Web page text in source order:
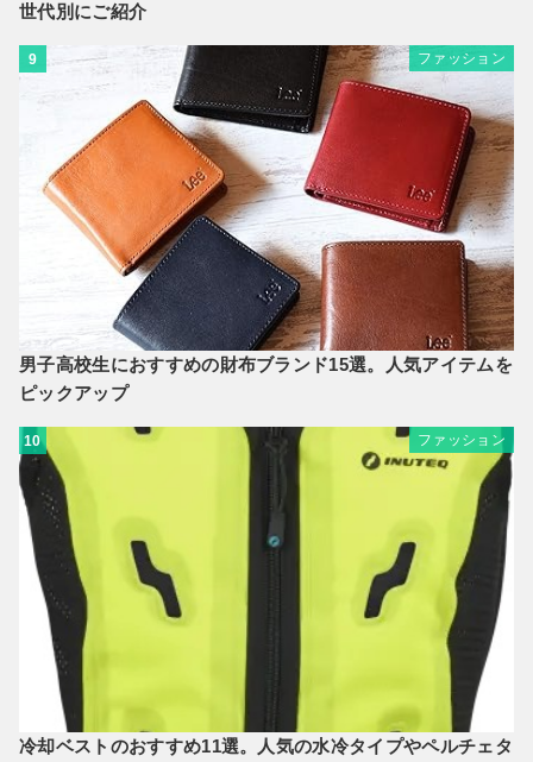
世代別にご紹介
9 ファッション
男子高校生におすすめの財布ブランド15選。人気アイテムを
ピックアップ
10 ファッション
冷却ベストのおすすめ11選。人気の水冷タイプやペルチェタ